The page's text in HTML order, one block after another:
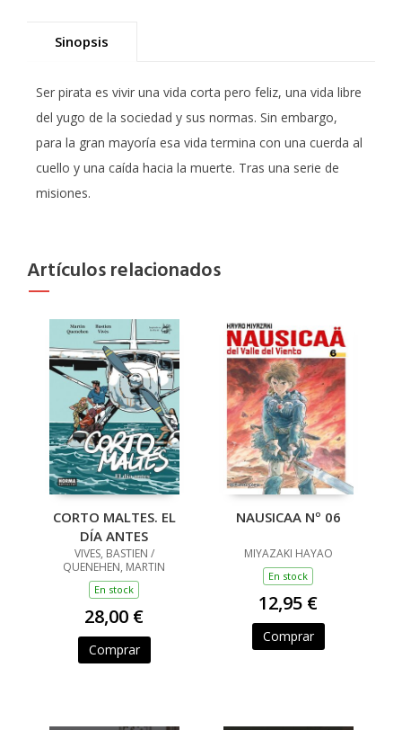
Sinopsis
Ser pirata es vivir una vida corta pero feliz, una vida libre
del yugo de la sociedad y sus normas. Sin embargo,
para la gran mayoría esa vida termina con una cuerda al
cuello y una caída hacia la muerte. Tras una serie de
misiones.
Artículos relacionados
CORTO MALTES. EL
DÍA ANTES
VIVES, BASTIEN /
QUENEHEN, MARTIN
En stock
28,00 €
Comprar
NAUSICAA Nº 06
MIYAZAKI HAYAO
En stock
12,95 €
Comprar